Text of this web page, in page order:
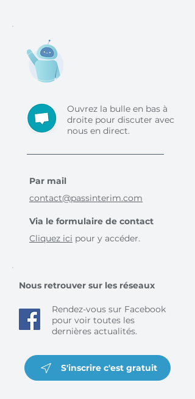
Ouvrez la bulle en bas à
droite pour discuter avec
nous en direct.
Par mail
contact@passinterim.com
Via le formulaire de contact
Cliquez ici pour y accéder.
Nous retrouver sur les réseaux
Rendez-vous sur Facebook
pour voir toutes les
dernières actualités.
S'inscrire c'est gratuit